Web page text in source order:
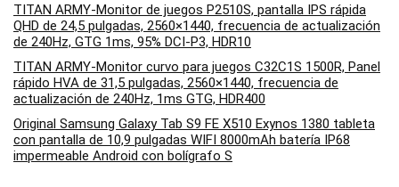
TITAN ARMY-Monitor de juegos P2510S, pantalla IPS rápida
QHD de 24,5 pulgadas, 2560×1440, frecuencia de actualización
de 240Hz, GTG 1ms, 95% DCI-P3, HDR10
TITAN ARMY-Monitor curvo para juegos C32C1S 1500R, Panel
rápido HVA de 31,5 pulgadas, 2560×1440, frecuencia de
actualización de 240Hz, 1ms GTG, HDR400
Original Samsung Galaxy Tab S9 FE X510 Exynos 1380 tableta
con pantalla de 10,9 pulgadas WIFI 8000mAh batería IP68
impermeable Android con bolígrafo S